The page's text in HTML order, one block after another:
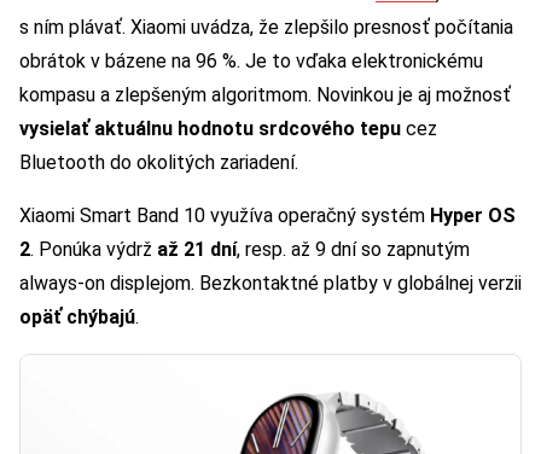
s ním plávať. Xiaomi uvádza, že zlepšilo presnosť počítania
obrátok v bázene na 96 %. Je to vďaka elektronickému
kompasu a zlepšeným algoritmom. Novinkou je aj možnosť
vysielať aktuálnu hodnotu srdcového tepu cez
Bluetooth do okolitých zariadení.
Xiaomi Smart Band 10 využíva operačný systém Hyper OS
2. Ponúka výdrž až 21 dní, resp. až 9 dní so zapnutým
always-on displejom. Bezkontaktné platby v globálnej verzii
opäť chýbajú.